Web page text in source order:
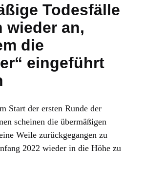
Todesfälle
wieder an,
die
eingeführt
Start der ersten Runde der
scheinen die übermäßigen
Weile zurückgegangen zu
2022 wieder in die Höhe zu